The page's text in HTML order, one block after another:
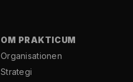
OM PRAKTICUM
Organisationen
Strategi